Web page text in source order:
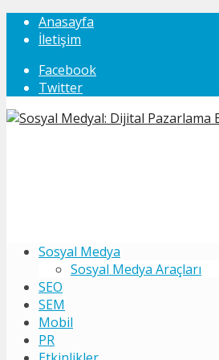
Anasayfa
İletişim
Facebook
Twitter
Sosyal Medya
Sosyal Medya Araçları
SEO
SEM
Mobil
PR